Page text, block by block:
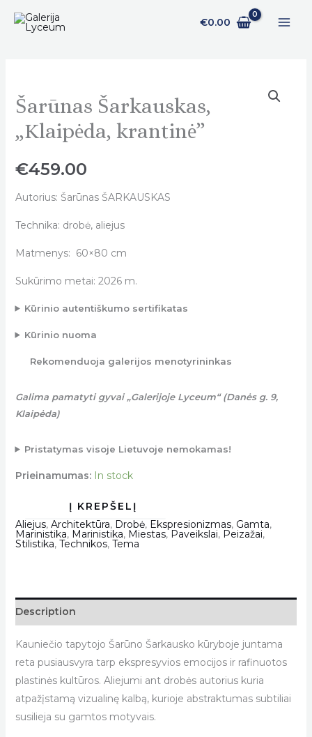
prie
€0.00
Šarūnas Šarkauskas,
„Klaipėda, krantinė”
€459.00
Autorius: Šarūnas ŠARKAUSKAS
Technika: drobė, aliejus
Matmenys: 60×80 cm
Sukūrimo metai: 2026 m.
Kūrinio autentiškumo sertifikatas
Kūrinio nuoma
Rekomenduoja galerijos menotyrininkas
Galima pamatyti gyvai „Galerijoje Lyceum“ (Danės g. 9,
Klaipėda)
Pristatymas visoje Lietuvoje nemokamas!
Prieinamumas: In stock
Šarūnas
Šarkauskas,
„Klaipėda,
quantity
Aliejus, Architektūra, Drobė, Ekspresionizmas, Gamta,
Marinistika, Marinistika, Miestas, Paveikslai, Peizažai,
Stilistika, Technikos, Tema
Description
Kauniečio tapytojo Šarūno Šarkausko kūryboje juntama
reta pusiausvyra tarp ekspresyvios emocijos ir rafinuotos
plastinės kultūros. Aliejumi ant drobės autorius kuria
atpažįstamą vizualinę kalbą, kurioje abstraktumas subtiliai
susilieja su gamtos motyvais.